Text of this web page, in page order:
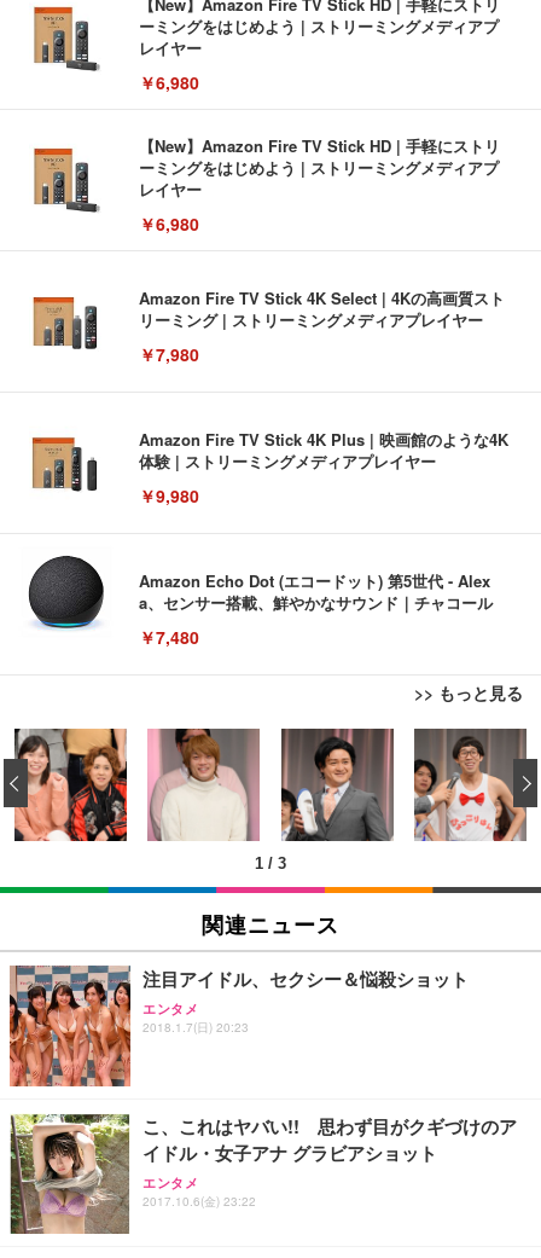
【New】Amazon Fire TV Stick HD | 手軽にストリ
ーミングをはじめよう | ストリーミングメディアプ
レイヤー
￥6,980
【New】Amazon Fire TV Stick HD | 手軽にストリ
ーミングをはじめよう | ストリーミングメディアプ
レイヤー
￥6,980
Amazon Fire TV Stick 4K Select | 4Kの高画質スト
リーミング | ストリーミングメディアプレイヤー
￥7,980
Amazon Fire TV Stick 4K Plus | 映画館のような4K
体験 | ストリーミングメディアプレイヤー
￥9,980
Amazon Echo Dot (エコードット) 第5世代 - Alex
a、センサー搭載、鮮やかなサウンド｜チャコール
￥7,480
>> もっと見る
[EdoErgo] オフィスチェア 椅子 テレワーク 疲れな
い 跳ね上げ式アームレスト コンパクト 約105度ロッ
キング pc 事務椅子 360度回転 座面昇降 強化ナイロ
ン樹脂ベース 通気性メッシュ 在宅ワーク H-WY01
(黒網+黒枠+黒足)
￥5,699
SIHOO B100 オフィスチェア／デスクチェア メッシ
ュチェア 人間工学 疲れない ブラック
￥27,999
Sezlife オフィスチェア デスクチェア 疲れない テレ
務用 おしゃれ パソコンチェア (ブラック)
Sezlife オフィスチェア デスクチェア 疲れない テレ
ワーク チェア 強化バックレスト 30度ロッキング機
能 人間工学 椅子 腰サポート 90度跳ね上げ式アーム
EIZO ビジネス向けプレミアムモニター | FlexScan
EV3240X-WT | 31.5型4K UHD・USB Type-C・ホワ
イト
￥105,595
EIZO ビジネス向けプレミアムモニター | FlexScan
￥109,572
【純正品】27"ゲーミングモニター DualSense 充電
【整備済み品】Dell E2724HS 27インチ 液晶モニタ
ー フルHD（1920×1080）VA 非光沢 HDMI/DisplayP
ort/VGA スピーカー内蔵 高さ調整 スイベル VESA対
Amazonベーシック ペットシーツ 薄型 レギュラー 1
回使い捨て 無香料 ホワイト 300枚
￥3,373
Amazonベーシック ペットシーツ 厚型 ワイド 42枚
x2袋(84枚) ホワイト(吸収面:ライトブルー)
￥3,234
ネオ・ルーライフ ネオ・オムツ L 中型犬用 26枚入
Smart Basic(スマートベーシック) 【Amazon.co.jp
限定】 Smart Basic アイリスオーヤマ ペットシーツ
超厚型 お徳用 ワイド 100枚入 (x 1) (ケース販売)
1 / 3
‹
関連ニュース
注目アイドル、セクシー＆悩殺ショット
エンタメ
2018.1.7(日) 20:23
こ、これはヤバい!! 思わず目がクギづけのア
イドル・女子アナ グラビアショット
エンタメ
2017.10.6(金) 23:22